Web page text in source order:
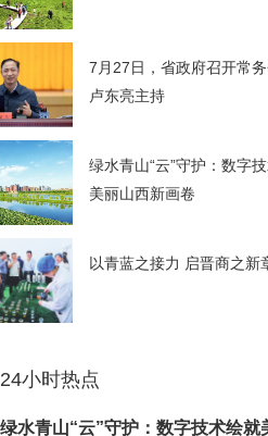
7月27日，省政府召开常
卢东亮主持
绿水青山“云”守护：数字
美丽山西新画卷
以青蓝之接力 启晋商之新
24小时热点